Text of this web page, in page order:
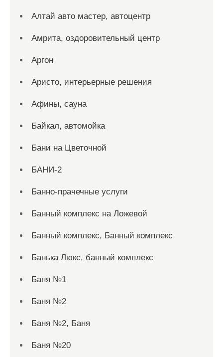
Алтай авто мастер, автоцентр
Амрита, оздоровительный центр
Аргон
Аристо, интерьерные решения
Афины, сауна
Байкал, автомойка
Бани на Цветочной
БАНИ-2
Банно-прачечные услуги
Банный комплекс на Ложевой
Банный комплекс, Банный комплекс
Банька Люкс, банный комплекс
Баня №1
Баня №2
Баня №2, Баня
Баня №20